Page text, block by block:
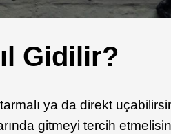
Gidilir?
ya da direkt
gitmeyi tercih